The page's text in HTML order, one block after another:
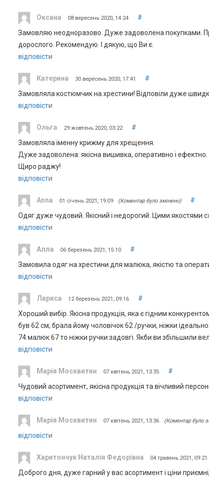
Оксана 08 вересень 2020, 14:24
#
Замовляю неодноразово. Дуже задоволена покупками.
дорослого. Рекомендую. І дякую, що Ви є.
відповісти
Катерина 30 вересень 2020, 17:41
#
Замовляла костюмчик на хрестини! Відповіли дуже
відповісти
Ольга 29 жовтень 2020, 03:22
#
Замовляла іменну крижму для хрещення.
Дуже задоволена: якісна вишивка, оперативно і ефектно.
Щиро раджу!
відповісти
Anna 01 січень 2021, 19:09 (Коментар було змінено)
#
Одяг дуже чудовий. Якісний і недорогий. Цими якостями
відповісти
Алла 06 березень 2021, 15:10
#
Замовила одяг на хрестини для малюка, якістю та
відповісти
Лариса 12 березень 2021, 09:16
#
Хороший вибір. Якісна продукція, яка є гідним
був 62 см, брала йому чоловічок 62 /ручки, ніжки
74 малюк 67 то ніжки ручки задовгі. Якби ви збільшили
відповісти
Марія Москвитин 07 квітень 2021, 13:35
#
Чудовий асортимент, якісна продукція та вічливий
відповісти
Марія Москвитин 07 квітень 2021, 13:36 (Коментар було
відповісти
Харитончук Наталія Федорівна 04 травень 2021, 09:21
Доброго дня, дуже гарний у вас асортимент і ціни